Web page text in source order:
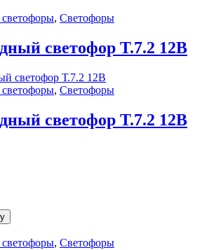
, Светофоры
светофор Т.7.2 12В
, Светофоры
светофор Т.7.2 12В
, Светофоры